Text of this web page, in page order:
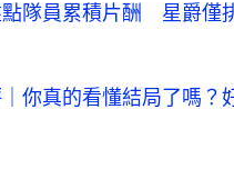
隊員累積片酬 星爵僅
你真的看懂結局了嗎？